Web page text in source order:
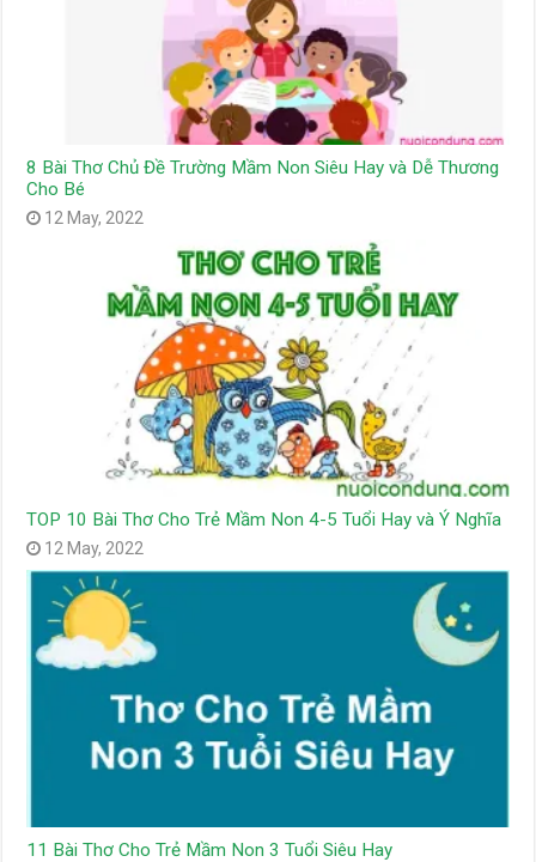
8 Bài Thơ Chủ Đề Trường Mầm Non Siêu Hay và Dễ Thương
Cho Bé
12 May, 2022
TOP 10 Bài Thơ Cho Trẻ Mầm Non 4-5 Tuổi Hay và Ý Nghĩa
12 May, 2022
11 Bài Thơ Cho Trẻ Mầm Non 3 Tuổi Siêu Hay